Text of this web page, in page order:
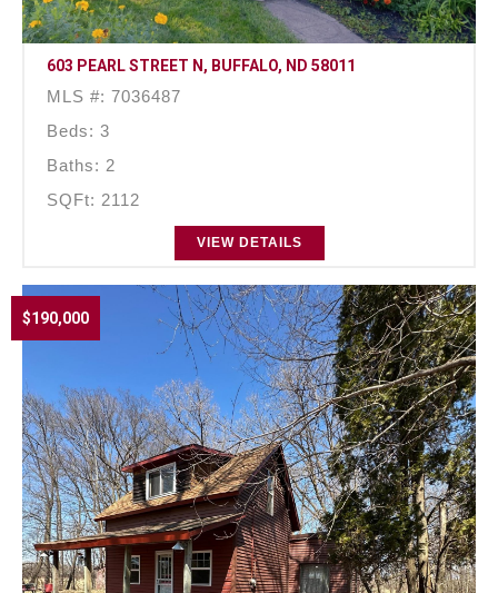
603 PEARL STREET N, BUFFALO, ND 58011
MLS #: 7036487
Beds: 3
Baths: 2
SQFt: 2112
VIEW DETAILS
$190,000